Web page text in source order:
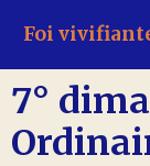
Foi
7°